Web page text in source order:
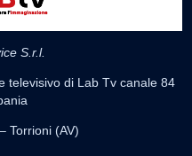
S.r.l.
televisivo di Lab Tv canale 84
Torrioni (AV)